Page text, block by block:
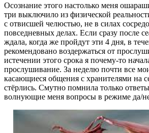
Осознание этого настолько меня
три выключило из физической
с отвисшей челюстью, не в силах
повседневных делах. Если сразу после
ждала, когда же пройдут эти 4 дня, в
рекомендовано воздержаться от
истечении этого срока я почему-то
прослушивание. За неделю почти все
касающиеся общения с хранителями на
стёрлись. Смутно помнила только
волнующие меня вопросы в режиме да/